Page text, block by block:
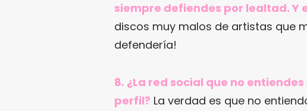
siempre defiendes por lealtad. Y
discos muy malos de artistas que
defendería!
8. ¿La red social que no
perfil? La verdad es que no